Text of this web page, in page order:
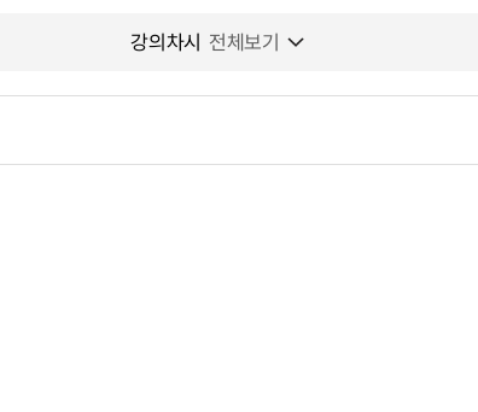
강의차시 전체보기